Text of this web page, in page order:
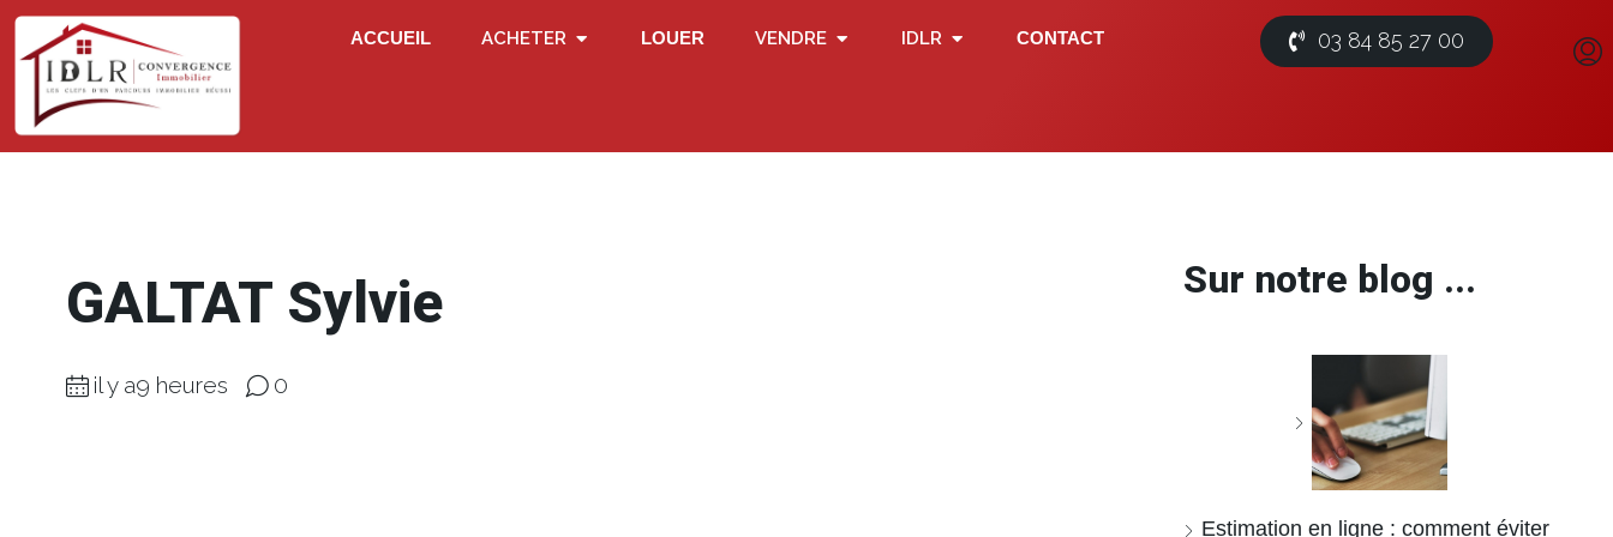
ACCUEIL ACHETER LOUER VENDRE IDLR CONTACT 03 84 85 27 00
GALTAT Sylvie
il y a9 heures 0
Sur notre blog ...
Estimation en ligne : comment éviter